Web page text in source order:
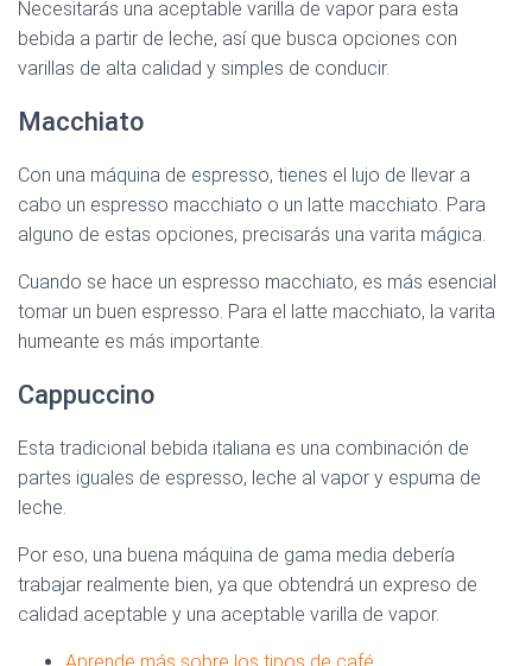
Necesitarás una aceptable varilla de vapor para esta
bebida a partir de leche, así que busca opciones con
varillas de alta calidad y simples de conducir.
Macchiato
Con una máquina de espresso, tienes el lujo de llevar a
cabo un espresso macchiato o un latte macchiato. Para
alguno de estas opciones, precisarás una varita mágica.
Cuando se hace un espresso macchiato, es más esencial
tomar un buen espresso. Para el latte macchiato, la varita
humeante es más importante.
Cappuccino
Esta tradicional bebida italiana es una combinación de
partes iguales de espresso, leche al vapor y espuma de
leche.
Por eso, una buena máquina de gama media debería
trabajar realmente bien, ya que obtendrá un expreso de
calidad aceptable y una aceptable varilla de vapor.